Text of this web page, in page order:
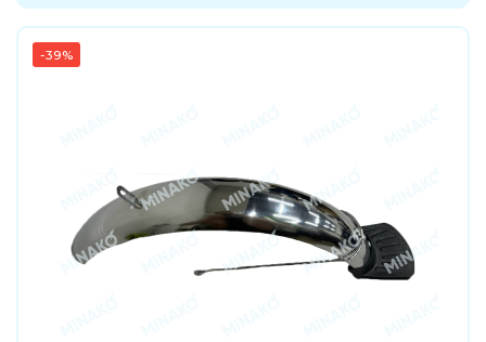
-39%